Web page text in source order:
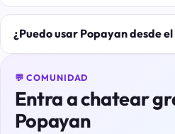
¿Puedo usar Popayan desde
💬 COMUNIDAD
Entra a chatear
Popayan